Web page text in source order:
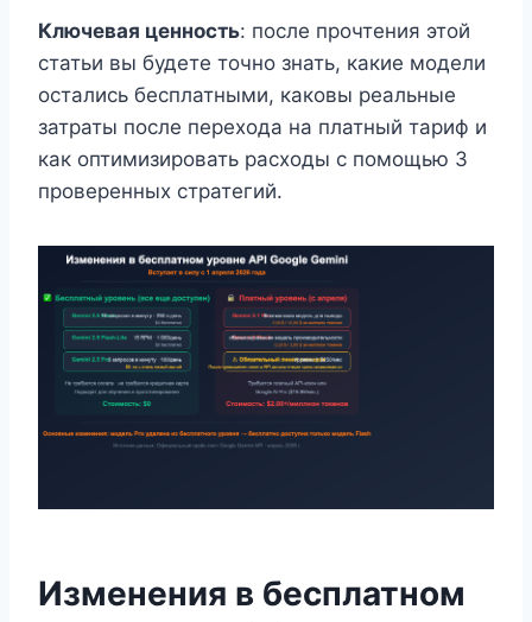
Ключевая ценность: после прочтения этой
статьи вы будете точно знать, какие модели
остались бесплатными, каковы реальные
затраты после перехода на платный тариф и
как оптимизировать расходы с помощью 3
проверенных стратегий.
Изменения в бесплатном